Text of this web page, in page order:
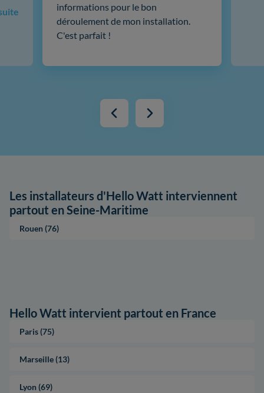
informations pour le bon
déroulement de mon installation.
C'est parfait !
Les installateurs d'Hello Watt interviennent
partout en Seine-Maritime
Rouen (76)
Hello Watt intervient partout en France
Paris (75)
Marseille (13)
Lyon (69)